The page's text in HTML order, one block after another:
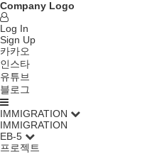
Company Logo
Log In
Sign Up
카카오
인스타
유튜브
블로그
IMMIGRATION
IMMIGRATION
EB-5
프로젝트